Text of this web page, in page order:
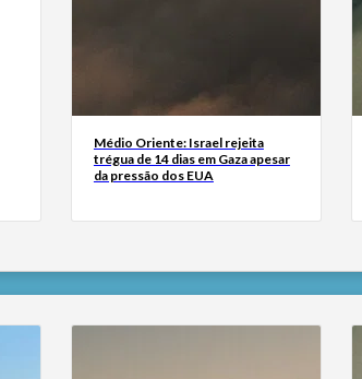
Médio Oriente: Israel rejeita
trégua de 14 dias em Gaza apesar
da pressão dos EUA